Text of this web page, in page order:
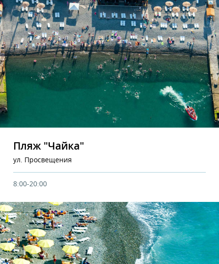
Пляж "Чайка"
ул. Просвещения
8:00-20:00